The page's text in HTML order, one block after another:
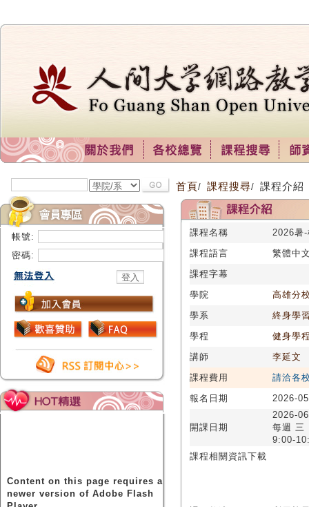
帳號:
密碼:
Content on this page requires a
newer version of Adobe Flash
首頁/ 課程搜尋/ 課程介紹
課程名稱
2026暑
課程語言
繁體中
課程字幕
學院
高雄分
學系
終身學
學程
健身學
講師
李延文
課程費用
請洽各
報名日期
2026-
開課日期
2026-
每週 三
9:00-
課程相關資訊下載